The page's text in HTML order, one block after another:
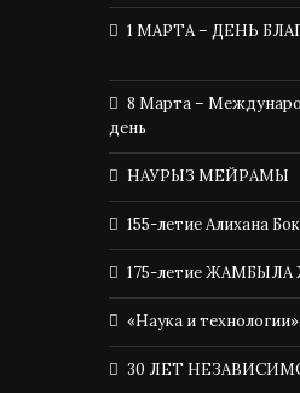
1 МАРТА – ДЕНЬ
8 Марта –
день
НАУРЫЗ МЕЙРАМЫ
155-летие Алихана
175-летие ЖАМБЫЛА
«Наука и технологии»
30 ЛЕТ